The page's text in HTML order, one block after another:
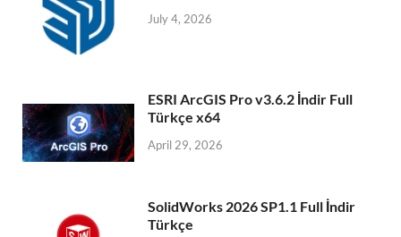
July 4, 2026
ESRI ArcGIS Pro v3.6.2 İndir Full
Türkçe x64
April 29, 2026
SolidWorks 2026 SP1.1 Full İndir
Türkçe